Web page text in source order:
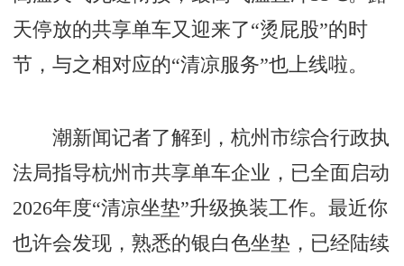
天停放的共享单车又迎来了“烫屁股”的时
节，与之相对应的“清凉服务”也上线啦。
潮新闻记者了解到，杭州市综合行政执
法局指导杭州市共享单车企业，已全面启动
2026年度“清凉坐垫”升级换装工作。最近你
也许会发现，熟悉的银白色坐垫，已经陆续